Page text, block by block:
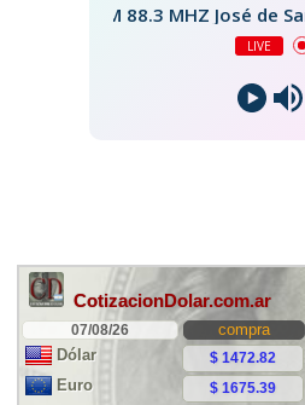
FM 88.3 MHZ José de
LIVE